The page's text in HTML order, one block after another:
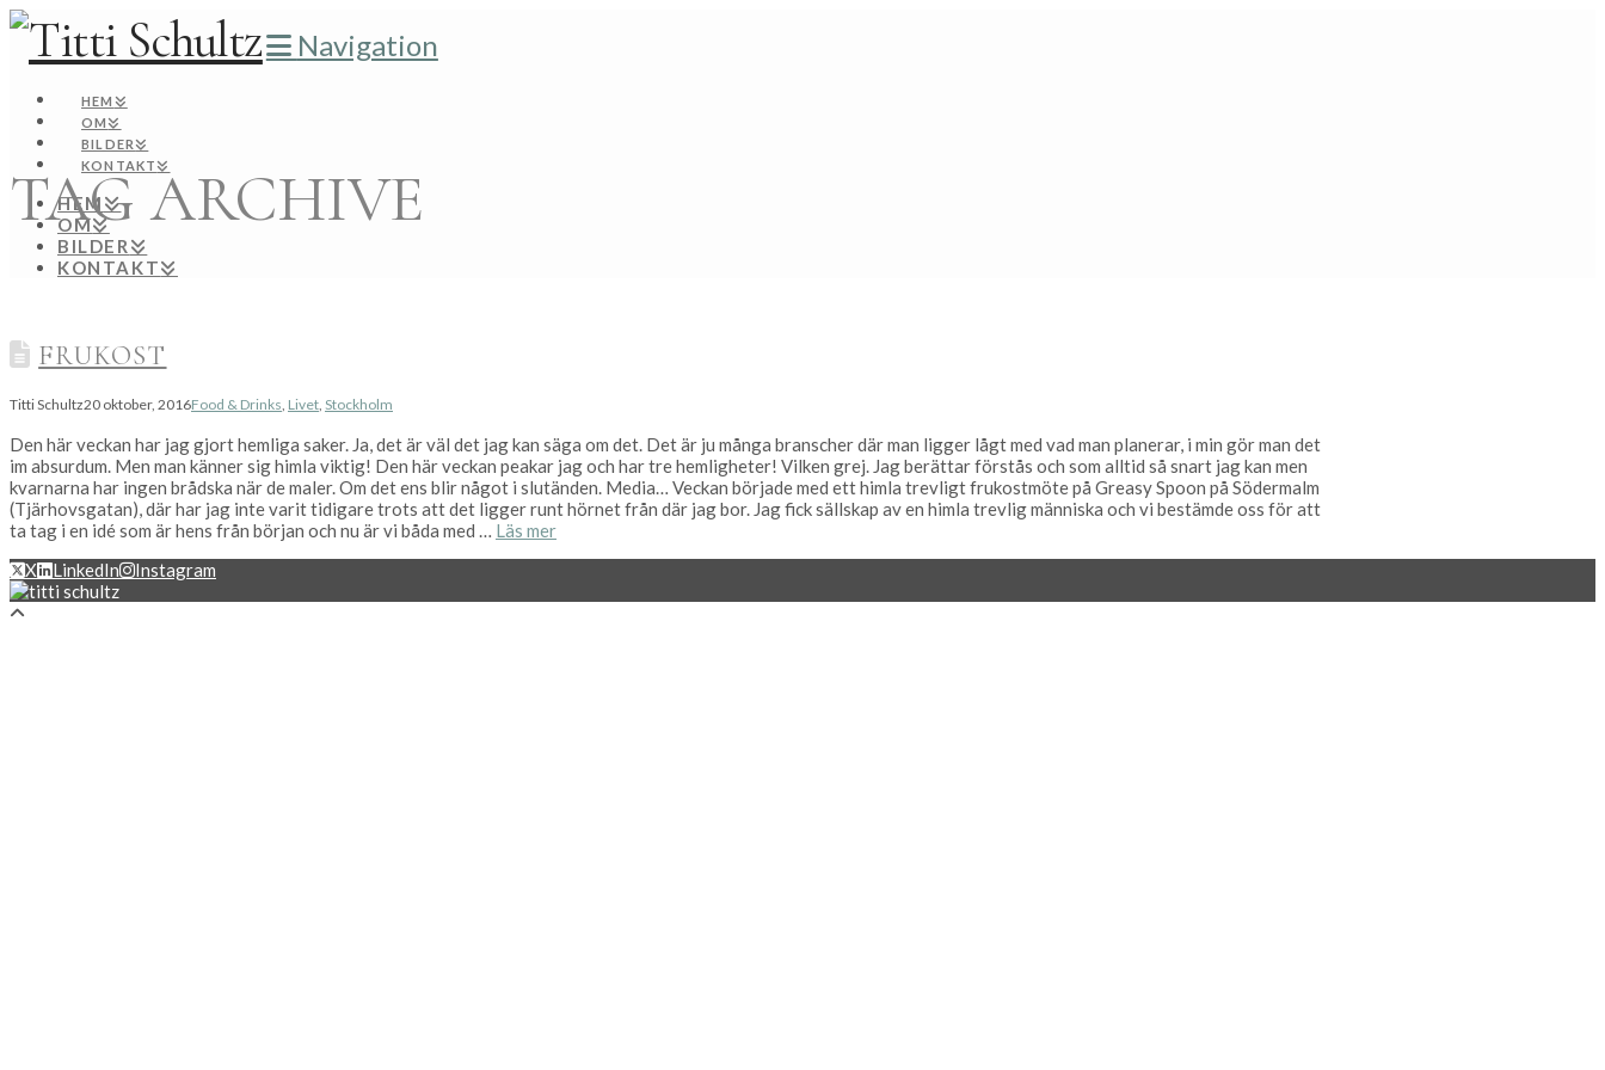
Navigation
HEM
OM
BILDER
KONTAKT
HEM
OM
BILDER
KONTAKT
TAG ARCHIVE
FRUKOST
Titti Schultz20 oktober, 2016Food & Drinks Livet Stockholm
Den här veckan har jag gjort hemliga saker. Ja, det är väl det jag kan säga om det. Det är ju många branscher där man ligger lågt med vad man planerar, i min gör man det
im absurdum. Men man känner sig himla viktig! Den här veckan peakar jag och har tre hemligheter! Vilken grej. Jag berättar förstås och som alltid så snart jag kan men
kvarnarna har ingen brådska när de maler. Om det ens blir något i slutänden. Media… Veckan började med ett himla trevligt frukostmöte på Greasy Spoon på Södermalm
(Tjärhovsgatan), där har jag inte varit tidigare trots att det ligger runt hörnet från där jag bor. Jag fick sällskap av en himla trevlig människa och vi bestämde oss för att
ta tag i en idé som är hens från början och nu är vi båda med … Läs mer
X
LinkedIn Instagram